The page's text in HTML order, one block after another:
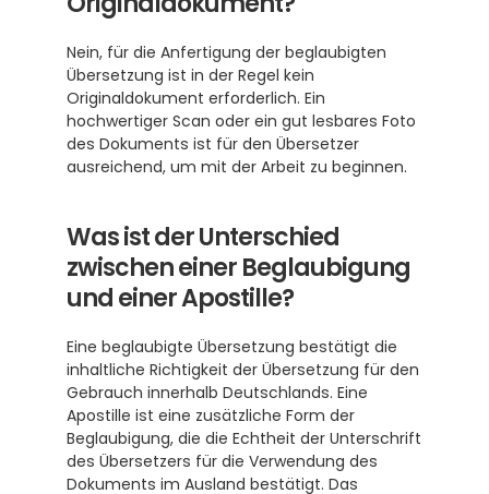
Nein, für die Anfertigung der beglaubigten
Übersetzung ist in der Regel kein
Originaldokument erforderlich. Ein
hochwertiger Scan oder ein gut lesbares Foto
des Dokuments ist für den Übersetzer
ausreichend, um mit der Arbeit zu beginnen.
Was ist der Unterschied
zwischen einer Beglaubigung
und einer Apostille?
Eine beglaubigte Übersetzung bestätigt die
inhaltliche Richtigkeit der Übersetzung für den
Gebrauch innerhalb Deutschlands. Eine
Apostille ist eine zusätzliche Form der
Beglaubigung, die die Echtheit der Unterschrift
des Übersetzers für die Verwendung des
Dokuments im Ausland bestätigt. Das